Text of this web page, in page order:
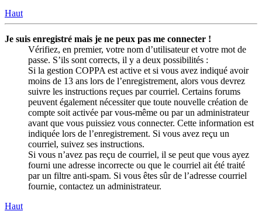
Haut
Je suis enregistré mais je ne peux pas me connecter !
Vérifiez, en premier, votre nom d’utilisateur et votre mot de
passe. S’ils sont corrects, il y a deux possibilités :
Si la gestion COPPA est active et si vous avez indiqué avoir
moins de 13 ans lors de l’enregistrement, alors vous devrez
suivre les instructions reçues par courriel. Certains forums
peuvent également nécessiter que toute nouvelle création de
compte soit activée par vous-même ou par un administrateur
avant que vous puissiez vous connecter. Cette information est
indiquée lors de l’enregistrement. Si vous avez reçu un
courriel, suivez ses instructions.
Si vous n’avez pas reçu de courriel, il se peut que vous ayez
fourni une adresse incorrecte ou que le courriel ait été traité
par un filtre anti-spam. Si vous êtes sûr de l’adresse courriel
fournie, contactez un administrateur.
Haut